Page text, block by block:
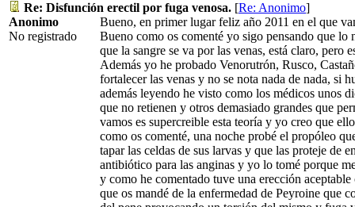
Re: Disfunción erectil por fuga venosa. [Re: Anonimo]
Anonimo
No registrado
Bueno, en primer lugar feliz año 2011 en el que
Bueno como os comenté yo sigo pensando que lo
que la sangre se va por las venas, está claro, pero
Además yo he probado Venorutrón, Rusco,
fortalecer las venas y no se nota nada de nada, si
además leyendo he visto como los médicos unos
que no retienen y otros demasiado grandes que
vamos es supercreible esta teoría y yo creo que
como os comenté, una noche probé el propóleo
tapar las celdas de sus larvas y que las proteje de
antibiótico para las anginas y yo lo tomé porque
y como he comentado tuve una erección
que os mandé de la enfermedad de Peyroine que